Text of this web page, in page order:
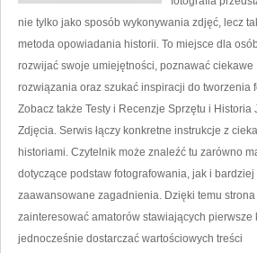
nie tylko jako sposób wykonywania zdjęć, lecz
metoda opowiadania historii. To miejsce dla
rozwijać swoje umiejętności, poznawać ciekawe
rozwiązania oraz szukać inspiracji do tworzenia
Zobacz także Testy i Recenzje Sprzętu i Historia
Zdjęcia. Serwis łączy konkretne instrukcje z
historiami. Czytelnik może znaleźć tu zarówno
dotyczące podstaw fotografowania, jak i bardziej
zaawansowane zagadnienia. Dzięki temu strona
zainteresować amatorów stawiających pierwsze
jednocześnie dostarczać wartościowych treści